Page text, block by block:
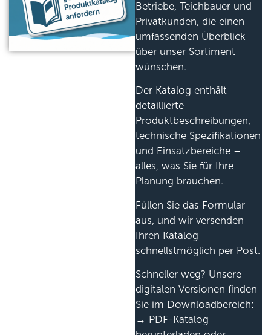
Betriebe, Teichbauer und
Privatkunden, die einen
umfassenden Überblick
über unser Sortiment
wünschen.
Der Katalog enthält
detaillierte
Produktbeschreibungen,
technische Spezifikationen
und Einsatzbereiche –
alles, was Sie für Ihre
Planung brauchen.
Füllen Sie das Formular
aus, und wir versenden
Ihren Katalog
schnellstmöglich per Post.
Schneller weg? Unsere
digitalen Versionen finden
Sie im Downloadbereich:
→ PDF-Katalog